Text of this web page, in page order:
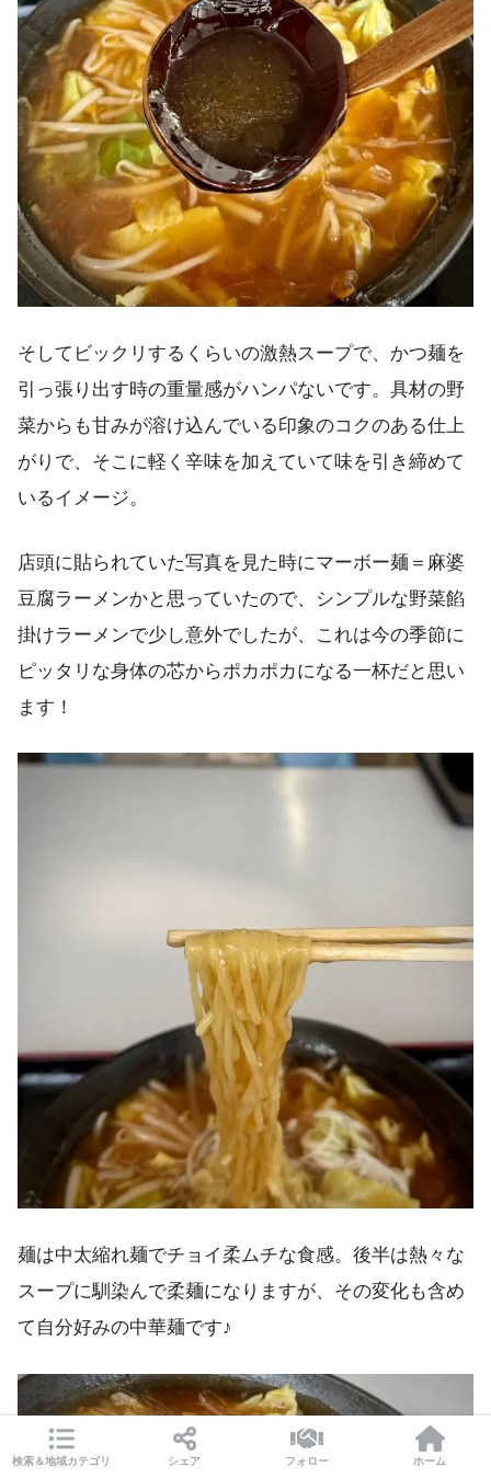
そしてビックリするくらいの激熱スープで、かつ麺を
引っ張り出す時の重量感がハンパないです。具材の野
菜からも甘みが溶け込んでいる印象のコクのある仕上
がりで、そこに軽く辛味を加えていて味を引き締めて
いるイメージ。
店頭に貼られていた写真を見た時にマーボー麺＝麻婆
豆腐ラーメンかと思っていたので、シンプルな野菜餡
掛けラーメンで少し意外でしたが、これは今の季節に
ピッタリな身体の芯からポカポカになる一杯だと思い
ます！
麺は中太縮れ麺でチョイ柔ムチな食感。後半は熱々な
スープに馴染んで柔麺になりますが、その変化も含め
て自分好みの中華麺です♪
検索＆地域カテゴリ シェア フォロー ホーム